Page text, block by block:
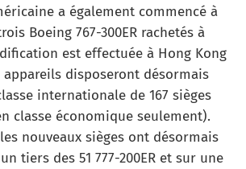
a également commencé à
Boeing 767-300ER rachetés à
est effectuée à Hong Kong
appareils disposeront désormais
internationale de 167 sièges
classe économique seulement).
nouveaux sièges ont désormais
tiers des 51 777-200ER et sur une